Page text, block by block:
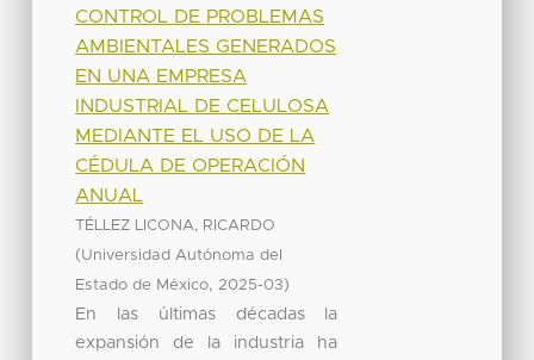
CONTROL DE PROBLEMAS
AMBIENTALES GENERADOS
EN UNA EMPRESA
INDUSTRIAL DE CELULOSA
MEDIANTE EL USO DE LA
CÉDULA DE OPERACIÓN
ANUAL
TÉLLEZ LICONA, RICARDO
(Universidad Autónoma del
Estado de México, 2025-03)
En las últimas décadas la
expansión de la industria ha